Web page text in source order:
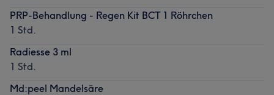
PRP-Behandlung - Regen Kit BCT 1 Röhrchen
1 Std.
Radiesse 3 ml
1 Std.
Md:peel Mandelsäre